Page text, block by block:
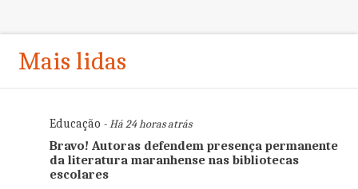
Mais lidas
Educação - Há 24 horas atrás
Bravo! Autoras defendem presença permanente
da literatura maranhense nas bibliotecas
escolares